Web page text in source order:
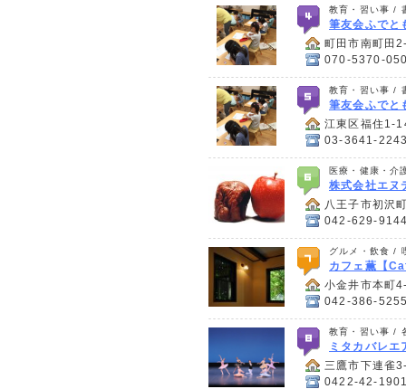
教育・習い事 /
筆友会ふで
町田市南町田
070-5370-
教育・習い事 /
筆友会ふで
江東区福住1-
03-3641-
医療・健康・介
株式会社エヌ
八王子市初沢
042-629-
グルメ・飲食 /
カフェ薫【
小金井市本町
042-386-
教育・習い事 /
ミタカバレエ
三鷹市下連雀
0422-42-